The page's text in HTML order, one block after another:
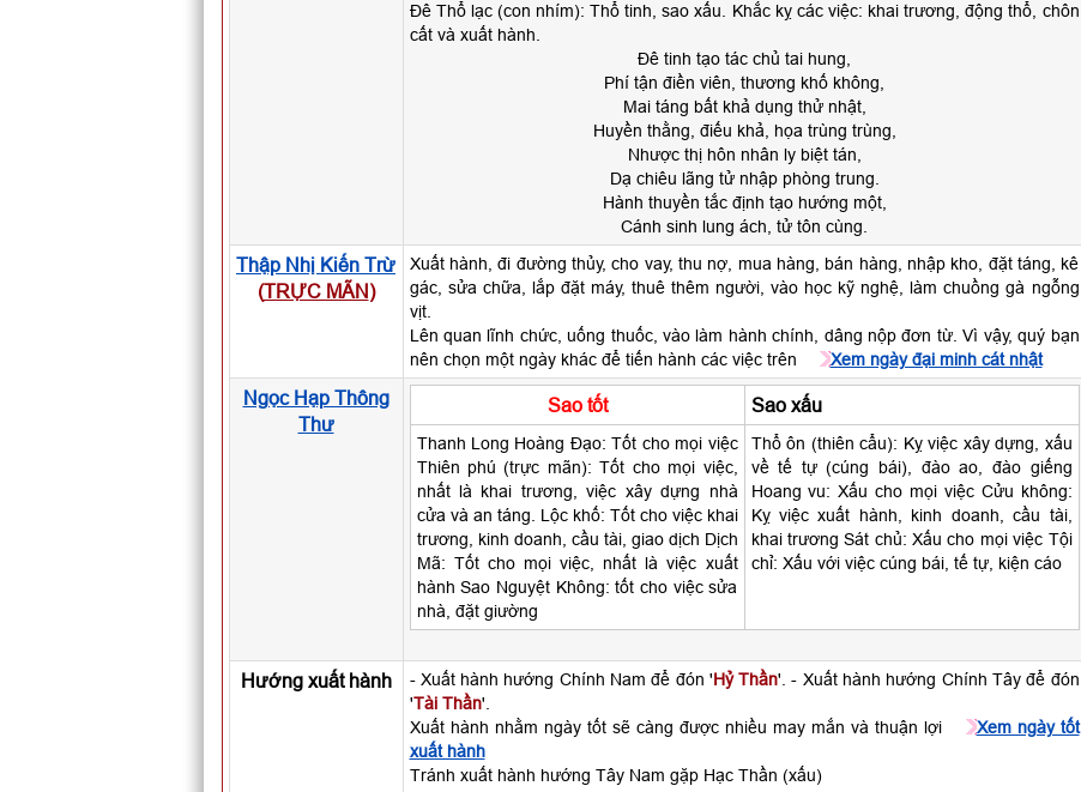
Đê Thổ lạc (con nhím): Thổ tinh, sao xấu. Khắc kỵ các việc: khai trương, động thổ, chôn
cất và xuất hành.
Đê tinh tạo tác chủ tai hung,
Phí tận điền viên, thương khố không,
Mai táng bất khả dụng thử nhật,
Huyền thằng, điếu khả, họa trùng trùng,
Nhược thị hôn nhân ly biệt tán,
Dạ chiêu lãng tử nhập phòng trung.
Hành thuyền tắc định tạo hướng một,
Cánh sinh lung ách, tử tôn cùng.
Thập Nhị Kiến Trừ
(TRỰC MÃN)
Xuất hành, đi đường thủy, cho vay, thu nợ, mua hàng, bán hàng, nhập kho, đặt táng, kê
gác, sửa chữa, lắp đặt máy, thuê thêm người, vào học kỹ nghệ, làm chuồng gà ngỗng
vịt.
Lên quan lĩnh chức, uống thuốc, vào làm hành chính, dâng nộp đơn từ. Vì vậy, quý bạn
nên chọn một ngày khác để tiến hành các việc trên
Xem ngày đại minh cát nhật
Ngọc Hạp Thông
Thư
Sao tốt Sao xấu
Thanh Long Hoàng Đạo: Tốt cho mọi việc
Thiên phú (trực mãn): Tốt cho mọi việc,
nhất là khai trương, việc xây dựng nhà
cửa và an táng. Lộc khố: Tốt cho việc khai
trương, kinh doanh, cầu tài, giao dịch Dịch
Mã: Tốt cho mọi việc, nhất là việc xuất
hành Sao Nguyệt Không: tốt cho việc sửa
nhà, đặt giường
Thổ ôn (thiên cẩu): Kỵ việc xây dựng, xấu
về tế tự (cúng bái), đào ao, đào giếng
Hoang vu: Xấu cho mọi việc Cửu không:
Kỵ việc xuất hành, kinh doanh, cầu tài,
khai trương Sát chủ: Xấu cho mọi việc Tội
chỉ: Xấu với việc cúng bái, tế tự, kiện cáo
Hướng xuất hành - Xuất hành hướng Chính Nam để đón 'Hỷ Thần'. - Xuất hành hướng Chính Tây để đón
'Tài Thần'.
Xuất hành nhằm ngày tốt sẽ càng được nhiều may mắn và thuận lợi
Xem ngày tốt
xuất hành
Tránh xuất hành hướng Tây Nam gặp Hạc Thần (xấu)